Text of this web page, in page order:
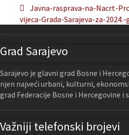
Javna-rasprava-na-Nacrt-
vijeca-Grada-Sarajeva-za-
Grad Sarajevo
Sarajevo je glavni grad Bosne i
njen najveći urbani, kulturni,
grad Federacije Bosne i Hercegovine i
Važniji telefonski brojevi